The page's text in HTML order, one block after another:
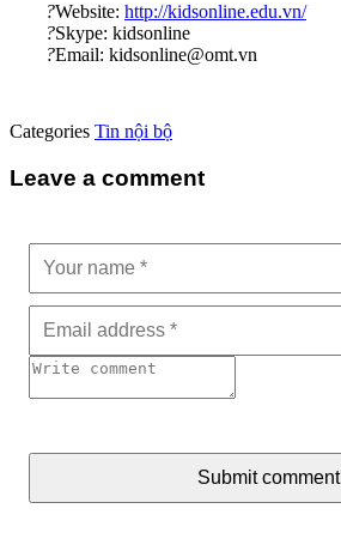
?Website: http://kidsonline.edu.vn/
?Skype: kidsonline
?Email: kidsonline@omt.vn
Categories Tin nội bộ
Leave a comment
Submit comment